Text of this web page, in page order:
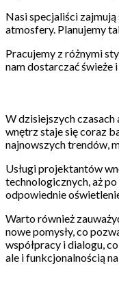
Nasi specjaliści
atmosfery. Planujemy
Pracujemy z różnymi
nam dostarczać świeże
W dzisiejszych
wnętrz staje się coraz
najnowszych trendów,
Usługi projektantów
technologicznych, aż
odpowiednie
Warto również
nowe pomysły, co
współpracy i dialogu,
ale i funkcjonalnością